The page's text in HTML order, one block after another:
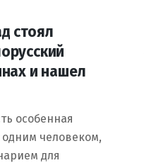
стоял
и нашел
особенная
человеком,
для